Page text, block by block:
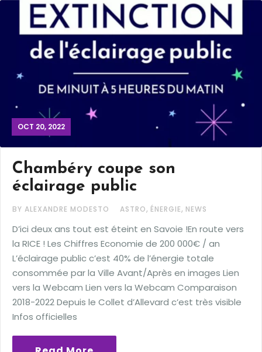
OCT 20, 2022
Chambéry coupe son
éclairage public
BY ALEXANDRE MODESTO ASTRO, ÉNERGIE, NEWS
D’ici deux ans tout est éteint en Savoie !En route vers
la RICE ! Les Chiffres Economie de 200 000€ / an
L’éclairage public c’est 40% de l’énergie totale
consommée par la Ville Avant/Après en images Lien
vers la Webcam Lien vers la Webcam Comparaison
2018-2022 Depuis le Collet d’Allevard c’est très visible
Infos officielles